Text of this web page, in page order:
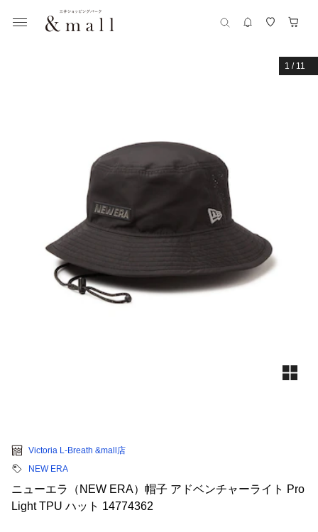
1 / 11
Victoria L-Breath &mall店
NEW ERA
ニューエラ（NEW ERA）帽子 アドベンチャーライト Pro
Light TPU ハット 14774362